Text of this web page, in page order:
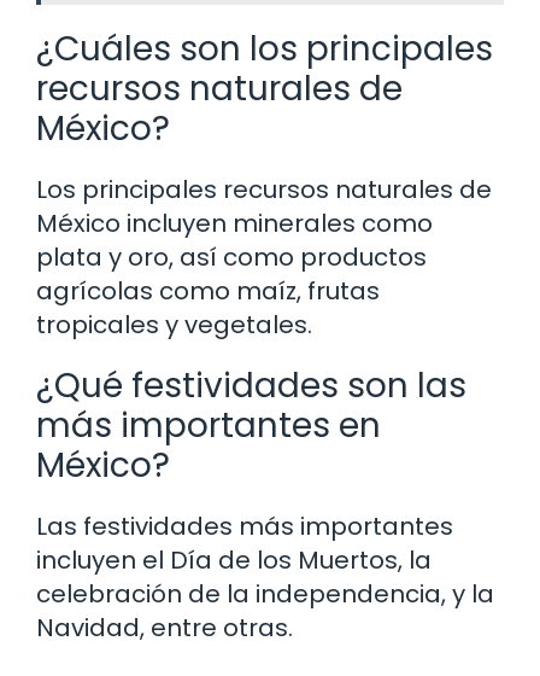
¿Cuáles son los principales
recursos naturales de
México?
Los principales recursos naturales de
México incluyen minerales como
plata y oro, así como productos
agrícolas como maíz, frutas
tropicales y vegetales.
¿Qué festividades son las
más importantes en
México?
Las festividades más importantes
incluyen el Día de los Muertos, la
celebración de la independencia, y la
Navidad, entre otras.